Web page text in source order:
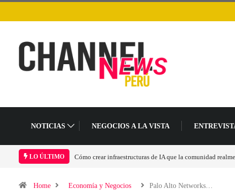
NOTICIAS NEGOCIOS A LA VISTA
LO ÚLTIMO Cómo crear infraestructuras de IA que la comunidad
Home Economía y Negocios Palo Alto Networks…